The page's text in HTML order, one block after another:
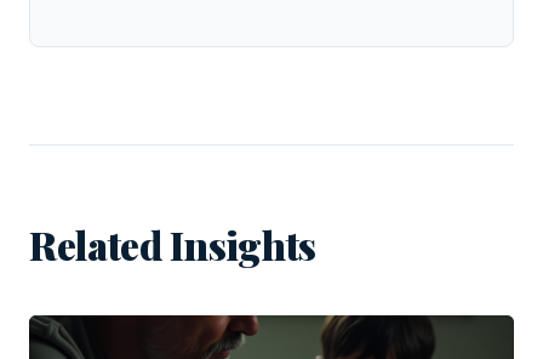
Related Insights